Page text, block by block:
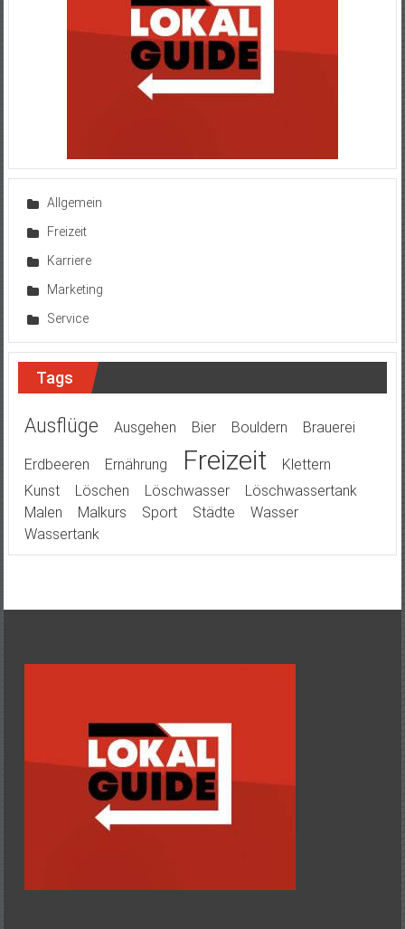
Allgemein
Freizeit
Karriere
Marketing
Service
Tags
Ausflüge Ausgehen Bier Bouldern Brauerei
Erdbeeren Ernährung Freizeit
Klettern
Kunst
Löschen Löschwasser
Löschwassertank
Malen
Malkurs Sport Städte
Wasser
Wassertank